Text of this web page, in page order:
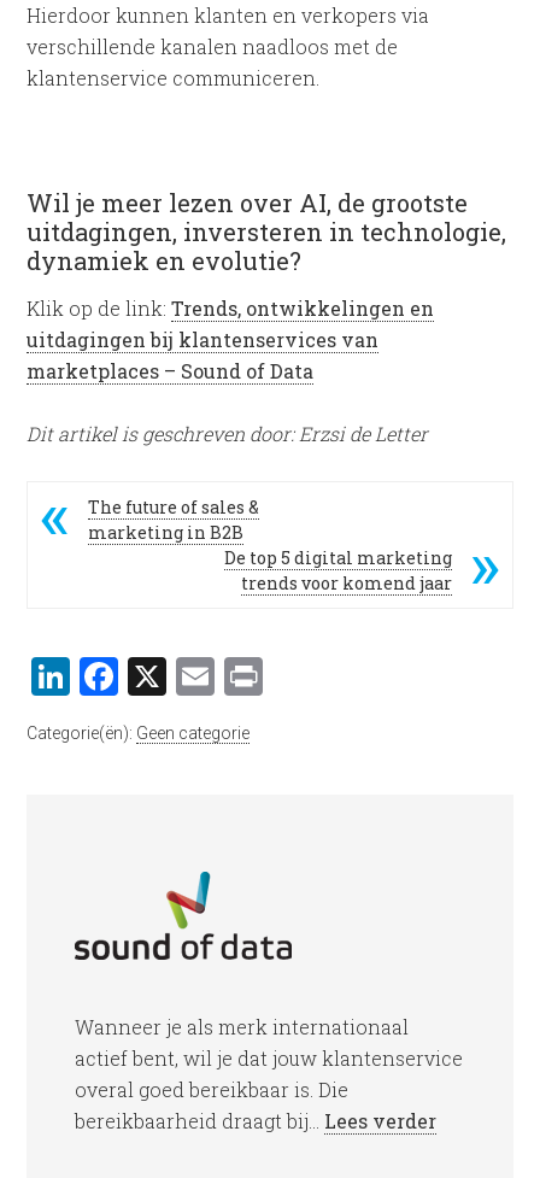
Hierdoor kunnen klanten en verkopers via
verschillende kanalen naadloos met de
klantenservice communiceren.
Wil je meer lezen over AI, de grootste
uitdagingen, inversteren in technologie,
dynamiek en evolutie?
Klik op de link:Trends, ontwikkelingen en
uitdagingen bij klantenservices van
marketplaces – Sound of Data
Dit artikel is geschreven door: Erzsi de Letter
The future of sales &
marketing in B2B
De top 5 digital marketing
trends voor komend jaar
LinkedIn
Facebook
X Email
Categorie(ën): Geen categorie
Wanneer je als merk internationaal
actief bent, wil je dat jouw klantenservice
overal goed bereikbaar is. Die
bereikbaarheid draagt bij... Lees verder